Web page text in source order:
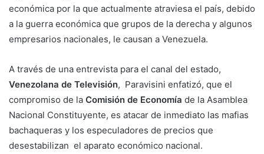
económica por la que actualmente atraviesa el país, debido
a la guerra económica que grupos de la derecha y algunos
empresarios nacionales, le causan a Venezuela.
A través de una entrevista para el canal del estado,
Venezolana de Televisión, Paravisini enfatizó, que el
compromiso de la Comisión de Economía de la Asamblea
Nacional Constituyente, es atacar de inmediato las mafias
bachaqueras y los especuladores de precios que
desestabilizan el aparato económico nacional.